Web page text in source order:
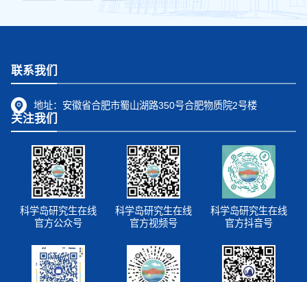
联系我们
地址： 安徽省合肥市蜀山湖路350号合肥物质院2号楼
关注我们
科学岛研究生在线
官方公众号
科学岛研究生在线
官方视频号
科学岛研究生在线
官方抖音号